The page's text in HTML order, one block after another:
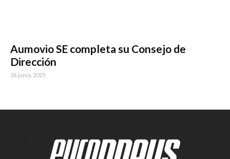
Aumovio SE completa su Consejo de
Dirección
26 junio, 2025